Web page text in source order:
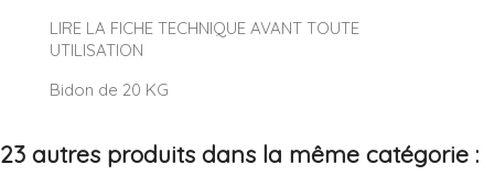
LIRE LA FICHE TECHNIQUE AVANT TOUTE
UTILISATION
Bidon de 20 KG
23 autres produits dans la même catégorie :